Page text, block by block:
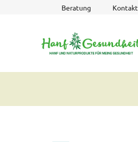
Beratung Kontakt